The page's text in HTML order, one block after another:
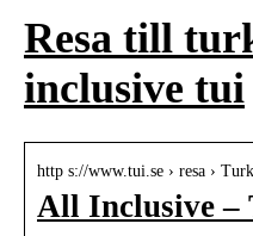
Resa till
inclusive tui
http s://www.tui.se › resa ›
All Inclusive –